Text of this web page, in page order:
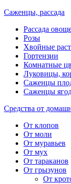
Саженцы, рассада
Рассада
Розы
Хвойные
Гортензии
Комнатные
Луковицы,
Саженцы
Саженцы
Средства от
От клопов
От моли
От муравьев
От мух
От тараканов
От грызунов
От